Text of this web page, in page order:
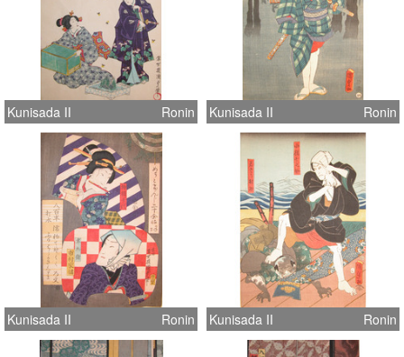
Kunisada II Ronin Kunisada II Ronin
Kunisada II Ronin Kunisada II Ronin